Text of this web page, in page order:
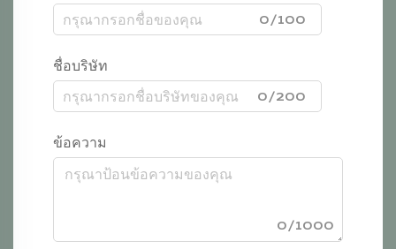
0/100
ชื่อบริษัท
0/200
ข้อความ
0/1000